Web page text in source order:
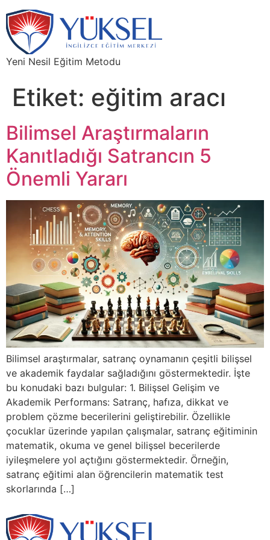
Yeni Nesil Eğitim Metodu
Etiket: eğitim aracı
Bilimsel Araştırmaların
Kanıtladığı Satrancın 5
Önemli Yararı
Bilimsel araştırmalar, satranç oynamanın çeşitli bilişsel
ve akademik faydalar sağladığını göstermektedir. İşte
bu konudaki bazı bulgular: 1. Bilişsel Gelişim ve
Akademik Performans: Satranç, hafıza, dikkat ve
problem çözme becerilerini geliştirebilir. Özellikle
çocuklar üzerinde yapılan çalışmalar, satranç eğitiminin
matematik, okuma ve genel bilişsel becerilerde
iyileşmelere yol açtığını göstermektedir. Örneğin,
satranç eğitimi alan öğrencilerin matematik test
skorlarında […]